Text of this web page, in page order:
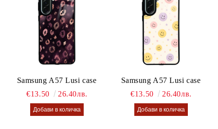
Samsung A57 Lusi case
€13.50
26.40лв.
Samsung A57 Lusi case
€13.50
26.40лв.